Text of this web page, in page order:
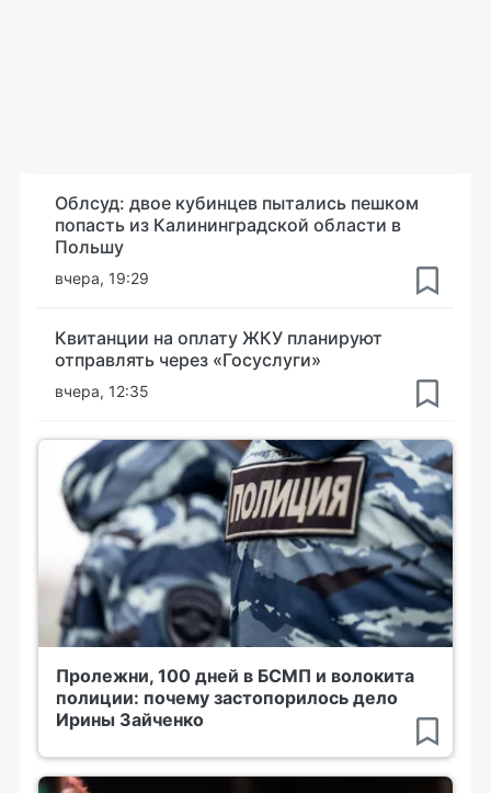
Облсуд: двое кубинцев пытались пешком
попасть из Калининградской области в
Польшу
вчера, 19:29
Квитанции на оплату ЖКУ планируют
отправлять через «Госуслуги»
вчера, 12:35
Пролежни, 100 дней в БСМП и волокита
полиции: почему застопорилось дело
Ирины Зайченко